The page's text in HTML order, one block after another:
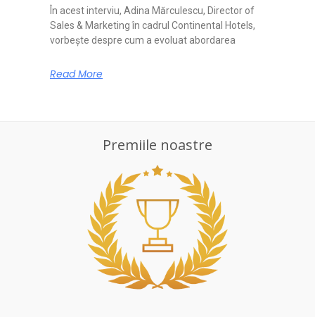
În acest interviu, Adina Mărculescu, Director of
Sales & Marketing în cadrul Continental Hotels,
vorbește despre cum a evoluat abordarea
Read More
Premiile noastre